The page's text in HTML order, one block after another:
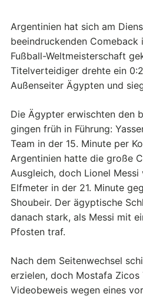
Argentinien hat sich am
beeindruckenden
Fußball-Weltmeisterschaft
Titelverteidiger drehte ein
Außenseiter Ägypten und
Die Ägypter erwischten den
gingen früh in Führung:
Team in der 15. Minute per
Argentinien hatte die große
Ausgleich, doch Lionel Messi
Elfmeter in der 21. Minute
Shoubeir. Der ägyptische
danach stark, als Messi mit
Pfosten traf.
Nach dem Seitenwechsel
erzielen, doch Mostafa
Videobeweis wegen eines